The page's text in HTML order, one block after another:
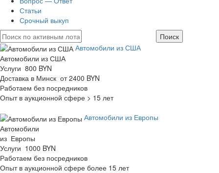
Статьи
Срочный выкуп
Автомобили из США
Автомобили из США
Услуги 800 BYN
Доставка в Минск от 2400 BYN
Работаем без посредников
Опыт в аукционной сфере > 15 лет
Автомобили из Европы
Автомобили
из Европы
Услуги 1000 BYN
Работаем без посредников
Опыт в аукционной сфере более 15 лет